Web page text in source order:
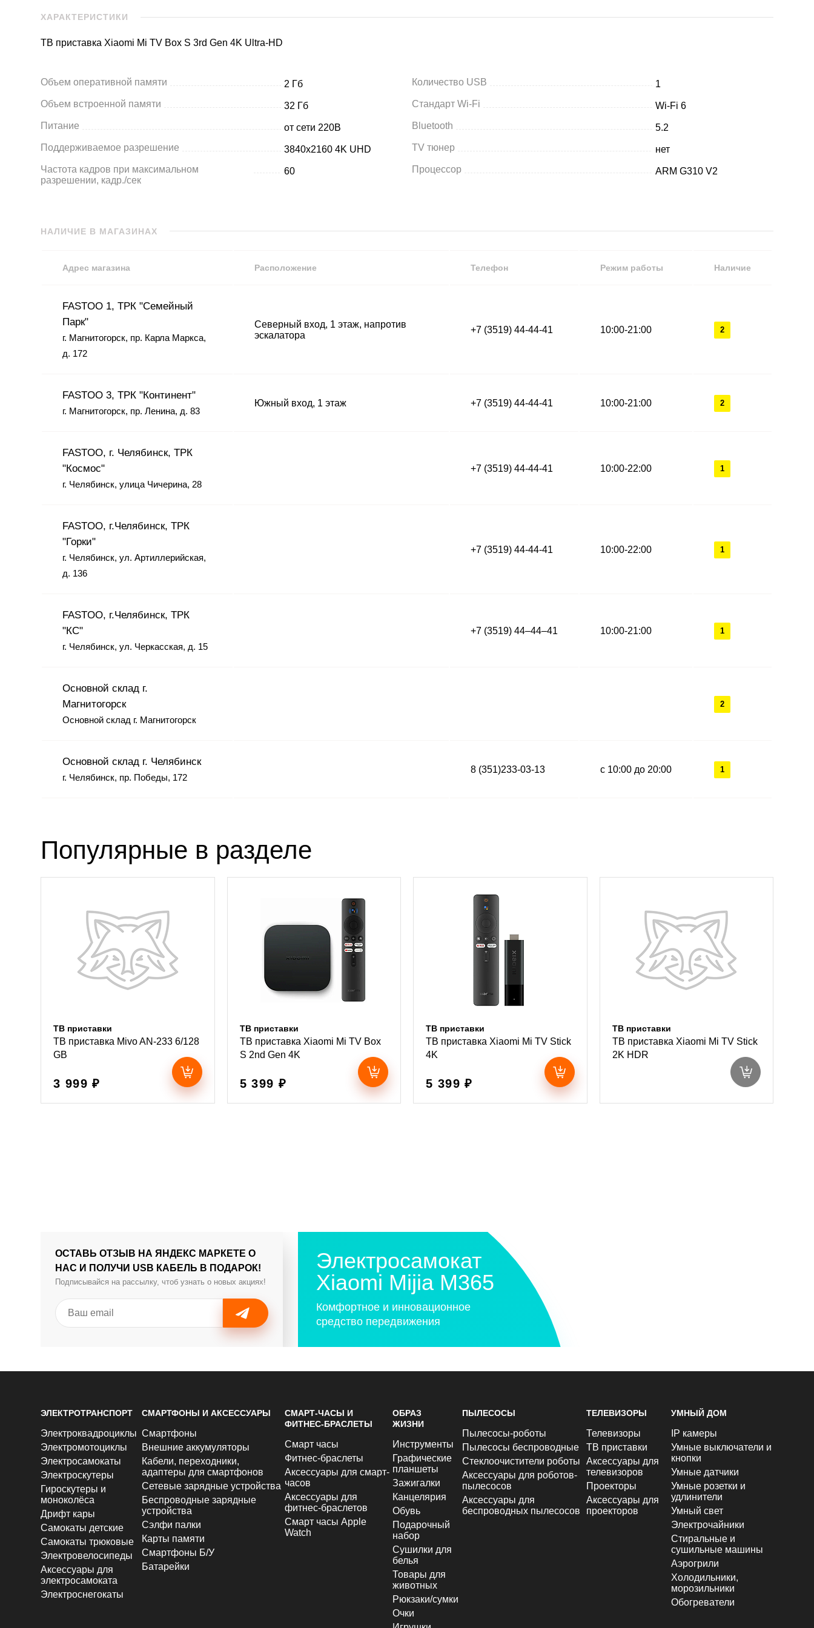
ХАРАКТЕРИСТИКИ
ТВ приставка Xiaomi Mi TV Box S 3rd Gen 4K Ultra-HD
Объем оперативной памяти
2 Гб
Объем встроенной памяти
32 Гб
Питание
от сети 220В
Поддерживаемое разрешение
3840x2160 4K UHD
Частота кадров при максимальном
разрешении, кадр./сек
60
Количество USB
1
Стандарт Wi-Fi
Wi-Fi 6
Bluetooth
5.2
TV тюнер
нет
Процессор
ARM G310 V2
НАЛИЧИЕ В МАГАЗИНАХ
Адрес магазина Расположение Телефон Режим работы Наличие
FASTOO 1, ТРК "Семейный
Парк"
г. Магнитогорск, пр. Карла Маркса,
д. 172
Северный вход, 1 этаж, напротив
эскалатора
+7 (3519) 44-44-41 10:00-21:00 2
FASTOO 3, ТРК "Континент"
г. Магнитогорск, пр. Ленина, д. 83
Южный вход, 1 этаж +7 (3519) 44-44-41 10:00-21:00 2
FASTOO, г. Челябинск, ТРК
"Космос"
г. Челябинск, улица Чичерина, 28
+7 (3519) 44-44-41 10:00-22:00 1
FASTOO, г.Челябинск, ТРК
"Горки"
г. Челябинск, ул. Артиллерийская,
д. 136
+7 (3519) 44-44-41 10:00-22:00 1
FASTOO, г.Челябинск, ТРК
"КС"
г. Челябинск, ул. Черкасская, д. 15
+7 (3519) 44‒44‒41 10:00-21:00 1
Основной склад г.
Магнитогорск
Основной склад г. Магнитогорск
2
Основной склад г. Челябинск
г. Челябинск, пр. Победы, 172
8 (351)233-03-13 с 10:00 до 20:00 1
Популярные в разделе
ТВ приставки
ТВ приставка Mivo AN-233 6/128
GB
3 999 ₽
ТВ приставки
ТВ приставка Xiaomi Mi TV Box
S 2nd Gen 4K
5 399 ₽
ТВ приставки
ТВ приставка Xiaomi Mi TV Stick
4K
5 399 ₽
ТВ приставки
ТВ приставка Xiaomi Mi TV Stick
2K HDR
ОСТАВЬ ОТЗЫВ НА ЯНДЕКС МАРКЕТЕ О
НАС И ПОЛУЧИ USB КАБЕЛЬ В ПОДАРОК!
Подписывайся на рассылку, чтоб узнать о новых акциях!
Электросамокат
Xiaomi Mijia M365
Комфортное и инновационное
средство передвижения
ЭЛЕКТРОТРАНСПОРТ
Электроквадроциклы
Электромотоциклы
Электросамокаты
Электроскутеры
Гироскутеры и
моноколёса
Дрифт кары
Самокаты детские
Самокаты трюковые
Электровелосипеды
Аксессуары для
электросамоката
Электроснегокаты
СМАРТФОНЫ И АКСЕССУАРЫ
Смартфоны
Внешние аккумуляторы
Кабели, переходники,
адаптеры для смартфонов
Сетевые зарядные устройства
Беспроводные зарядные
устройства
Сэлфи палки
Карты памяти
Смартфоны Б/У
Батарейки
СМАРТ-ЧАСЫ И
ФИТНЕС-БРАСЛЕТЫ
Смарт часы
Фитнес-браслеты
Аксессуары для смарт-
часов
Аксессуары для
фитнес-браслетов
Смарт часы Apple
Watch
ОБРАЗ
ЖИЗНИ
Инструменты
Графические
планшеты
Зажигалки
Канцелярия
Обувь
Подарочный
набор
Сушилки для
белья
Товары для
животных
Рюкзаки/сумки
Очки
ПЫЛЕСОСЫ
Пылесосы-роботы
Пылесосы беспроводные
Стеклоочистители роботы
Аксессуары для роботов-
пылесосов
Аксессуары для
беспроводных пылесосов
ТЕЛЕВИЗОРЫ
Телевизоры
ТВ приставки
Аксессуары для
телевизоров
Проекторы
Аксессуары для
проекторов
УМНЫЙ ДОМ
IP камеры
Умные выключатели и
кнопки
Умные датчики
Умные розетки и
удлинители
Умный свет
Электрочайники
Стиральные и
сушильные машины
Аэрогрили
Холодильники,
морозильники
Обогреватели